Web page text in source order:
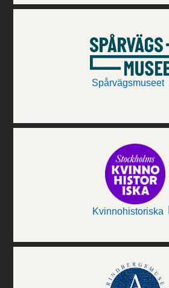
Spårvägsmuseet
Kvinnohistoriska